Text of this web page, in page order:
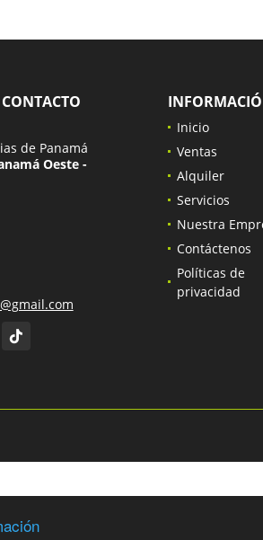
de Panamá
Oeste -
TikTok
Inicio
Ventas
Alquiler
Servicios
Nuestra
Contáctenos
Políticas de
privacidad